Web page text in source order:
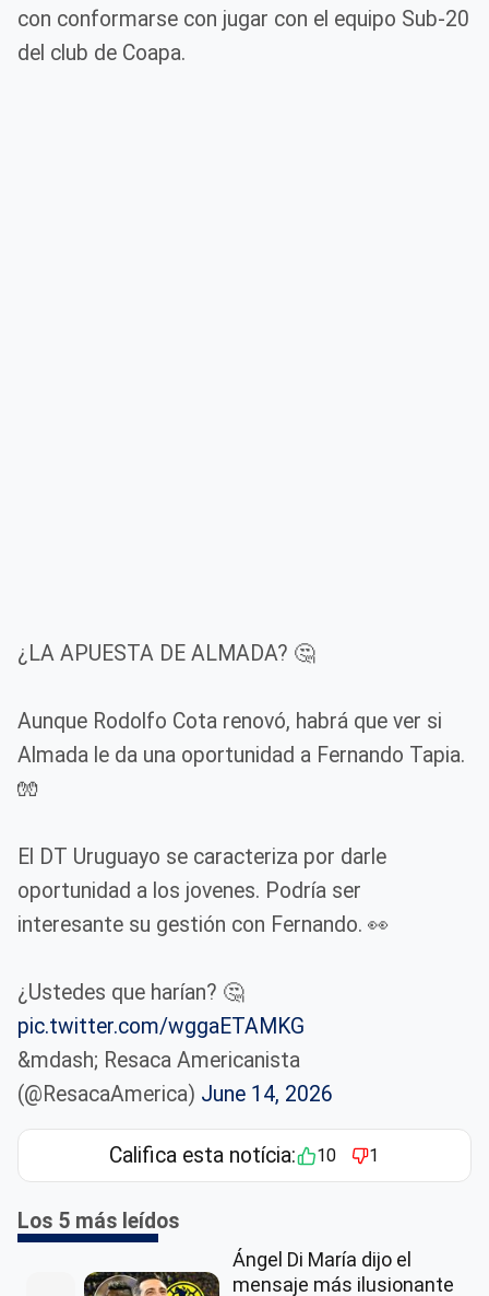
con conformarse con jugar con el equipo Sub-20
del club de Coapa.
¿LA APUESTA DE ALMADA? 🤔
Aunque Rodolfo Cota renovó, habrá que ver si
Almada le da una oportunidad a Fernando Tapia.
🧤
El DT Uruguayo se caracteriza por darle
oportunidad a los jovenes. Podría ser
interesante su gestión con Fernando. 👀
¿Ustedes que harían? 🤔
pic.twitter.com/wggaETAMKG
&mdash; Resaca Americanista
(@ResacaAmerica) June 14, 2026
Califica esta notícia: 10 1
Los 5 más leídos
Ángel Di María dijo el
mensaje más ilusionante